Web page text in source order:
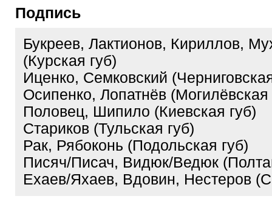
Подпись
Букреев, Лактионов, Кириллов,
(Курская губ)
Иценко, Семковский
Осипенко, Лопатнёв (Могилёвская
Половец, Шипило (Киевская губ)
Стариков (Тульская губ)
Рак, Рябоконь (Подольская губ)
Писяч/Писач, Видюк/Ведюк
Ехаев/Яхаев, Вдовин, Нестеров (С